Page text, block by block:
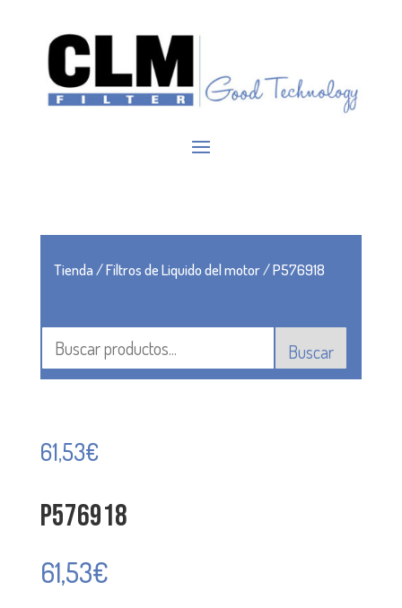
Tienda/Filtros de Liquido del motor/ P576918
Buscar
61,53€
P576918
61,53€